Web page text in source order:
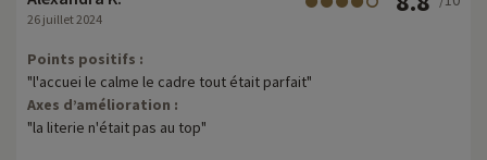
26 juillet 2024
Points positifs :
"l'accuei le calme le cadre tout était parfait"
Axes d’amélioration :
"la literie n'était pas au top"